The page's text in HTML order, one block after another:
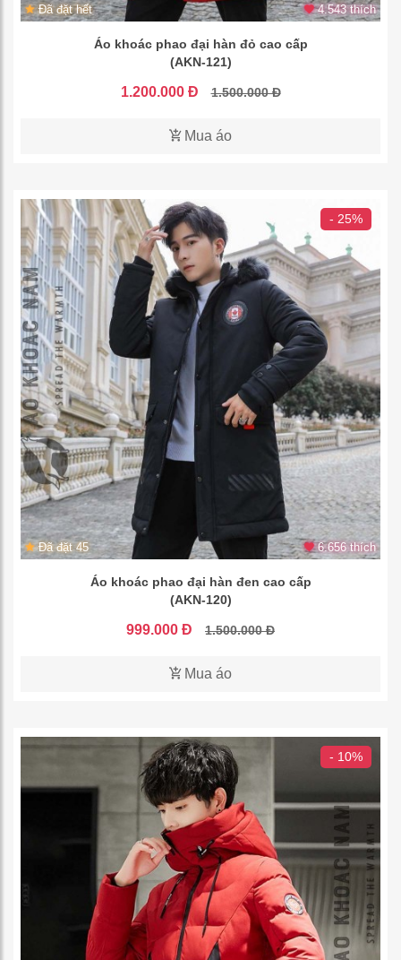
Đã đặt hết 4.543 thích
Áo khoác phao đại hàn đỏ cao cấp
(AKN-121)
1.200.000 Đ 1.500.000 Đ
Mua áo
- 25%
Đã đặt 45 6.656 thích
Áo khoác phao đại hàn đen cao cấp
(AKN-120)
999.000 Đ 1.500.000 Đ
Mua áo
- 10%